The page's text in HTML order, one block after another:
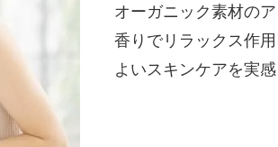
オーガニック素材の
香りでリラックス作
よいスキンケアを実感